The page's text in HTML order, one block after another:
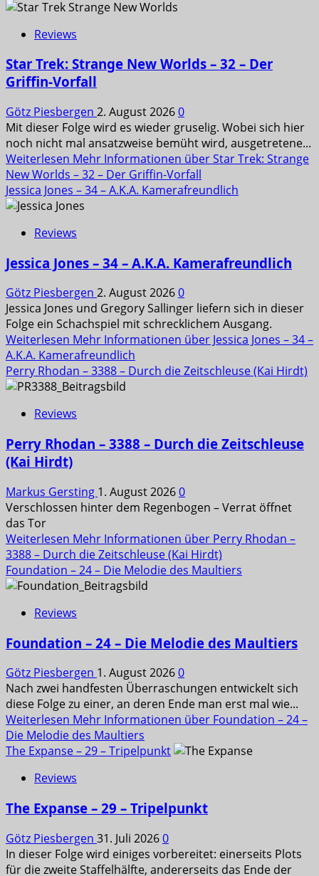
Reviews
Star Trek: Strange New Worlds – 32 – Der
Griffin-Vorfall
Götz Piesbergen 2. August 20260
Mit dieser Folge wird es wieder gruselig. Wobei sich hier
noch nicht mal ansatzweise bemüht wird, ausgetretene...
Weiterlesen Mehr Informationen über Star Trek: Strange
New Worlds – 32 – Der Griffin-Vorfall
Jessica Jones – 34 – A.K.A. Kamerafreundlich
Reviews
Jessica Jones – 34 – A.K.A. Kamerafreundlich
Götz Piesbergen 2. August 20260
Jessica Jones und Gregory Sallinger liefern sich in dieser
Folge ein Schachspiel mit schrecklichem Ausgang.
Weiterlesen Mehr Informationen über Jessica Jones – 34 –
A.K.A. Kamerafreundlich
Perry Rhodan – 3388 – Durch die Zeitschleuse (Kai Hirdt)
Reviews
Perry Rhodan – 3388 – Durch die Zeitschleuse
(Kai Hirdt)
Markus Gersting 1. August 20260
Verschlossen hinter dem Regenbogen – Verrat öffnet
das Tor
Weiterlesen Mehr Informationen über Perry Rhodan –
3388 – Durch die Zeitschleuse (Kai Hirdt)
Foundation – 24 – Die Melodie des Maultiers
Reviews
Foundation – 24 – Die Melodie des Maultiers
Götz Piesbergen 1. August 20260
Nach zwei handfesten Überraschungen entwickelt sich
diese Folge zu einer, an deren Ende man erst mal wie...
Weiterlesen Mehr Informationen über Foundation – 24 –
Die Melodie des Maultiers
The Expanse – 29 – Tripelpunkt
Reviews
The Expanse – 29 – Tripelpunkt
Götz Piesbergen 31. Juli 20260
In dieser Folge wird einiges vorbereitet: einerseits Plots
für die zweite Staffelhälfte, andererseits das Ende der